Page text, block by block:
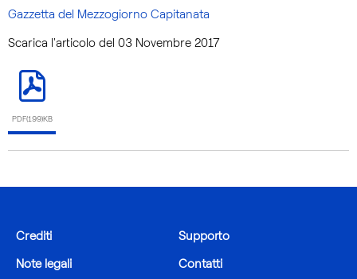
Gazzetta del Mezzogiorno Capitanata
Scarica l'articolo del 03 Novembre 2017
PDF(199)KB
Crediti
Note legali
Supporto
Contatti